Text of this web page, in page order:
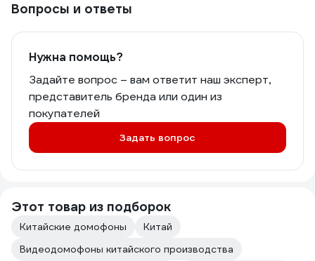
Вопросы и ответы
Нужна помощь?
Задайте вопрос – вам ответит наш эксперт,
представитель бренда или один из
покупателей
Задать вопрос
Этот товар из подборок
Китайские домофоны
Китай
Видеодомофоны китайского производства